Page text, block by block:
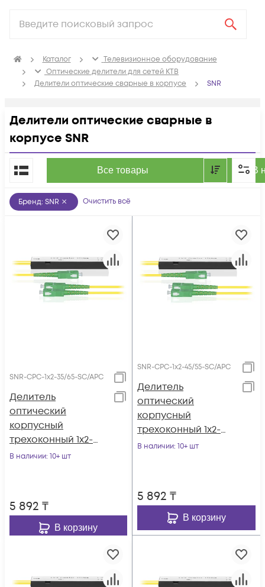
Каталог
Телевизионное оборудование
Оптические делители для сетей КТВ
Делители оптические сварные в корпусе
SNR
Делители оптические сварные в
корпусе SNR
Все товары В
По популярности
Бренд: SNR Очистить всё
SNR-CPC-1x2-35/65-SC/APC
Делитель
оптический
корпусный
трехоконный 1х2-
35/65 SC/APC
В наличии: 10+ шт
5 892 ₸
В корзину
SNR-CPC-1x2-45/55-SC/APC
Делитель
оптический
корпусный
трехоконный 1х2-
45/55 SC/APC
В наличии: 10+ шт
5 892 ₸
В корзину